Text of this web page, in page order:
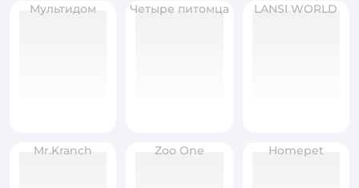
Мультидом Четыре питомца LANSI WORLD
Mr.Kranch Zoo One Homepet